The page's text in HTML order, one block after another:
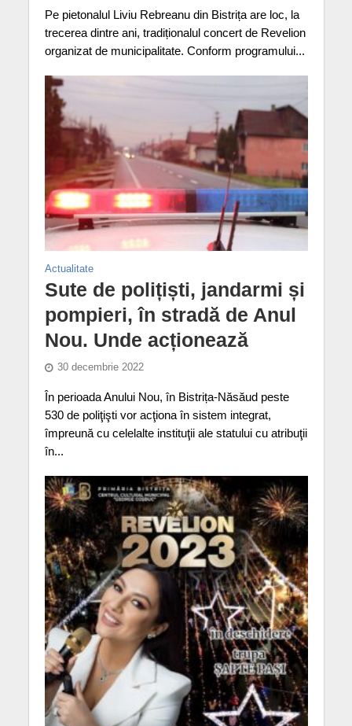
Pe pietonalul Liviu Rebreanu din Bistrița are loc, la
trecerea dintre ani, tradiționalul concert de Revelion
organizat de municipalitate. Conform programului...
Actualitate
Sute de polițiști, jandarmi și
pompieri, în stradă de Anul
Nou. Unde acționează
30 decembrie 2022
În perioada Anului Nou, în Bistrița-Năsăud peste
530 de poliţişti vor acţiona în sistem integrat,
împreună cu celelalte instituţii ale statului cu atribuţii
în...